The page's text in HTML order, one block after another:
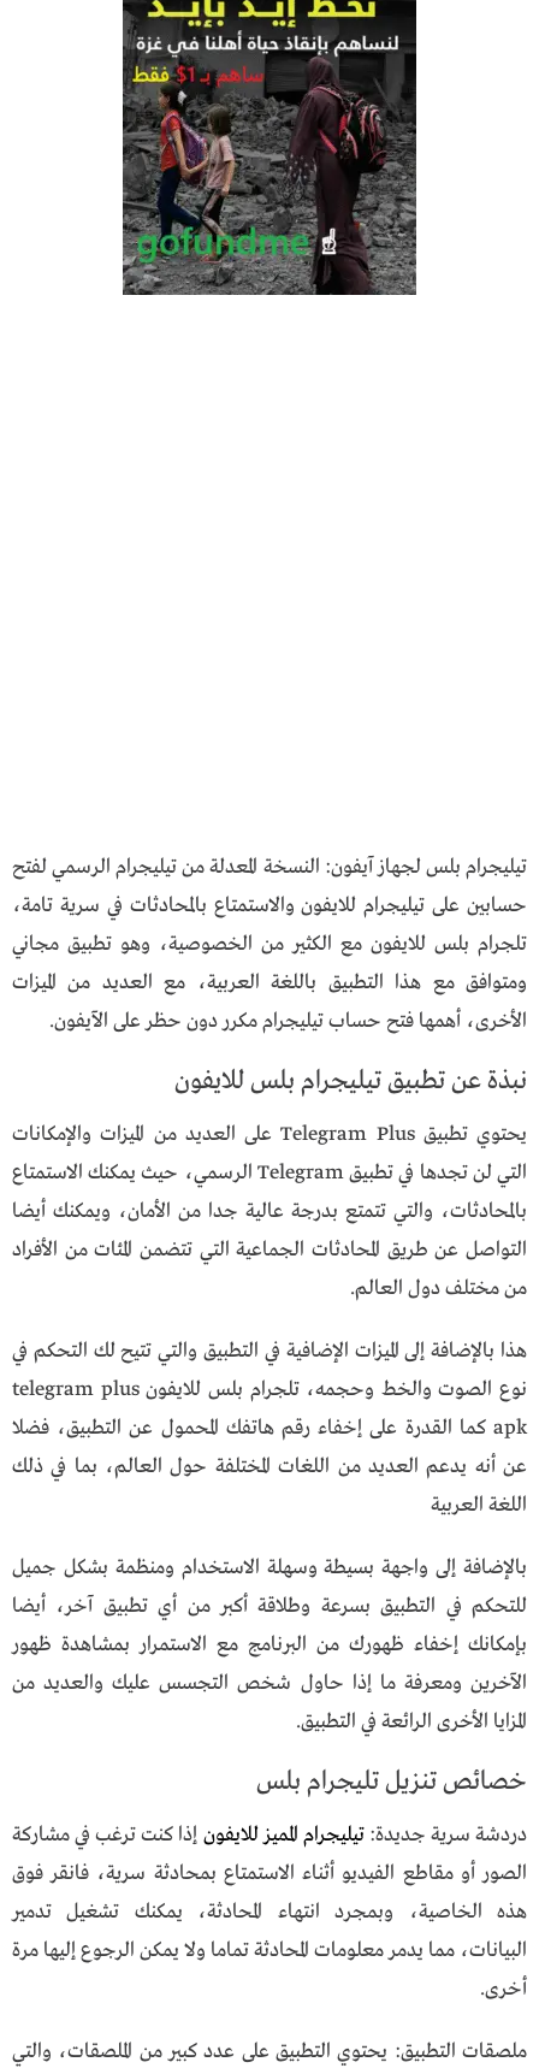
تيليجرام بلس لجهاز آيفون: النسخة المعدلة من تيليجرام الرسمي لفتح
حسابين على تيليجرام للايفون والاستمتاع بالمحادثات في سرية تامة،
تلجرام بلس للايفون مع الكثير من الخصوصية، وهو تطبيق مجاني
ومتوافق مع هذا التطبيق باللغة العربية، مع العديد من الميزات
الأخرى، أهمها فتح حساب تيليجرام مكرر دون حظر على الآيفون.
نبذة عن تطبيق تيليجرام بلس للايفون
يحتوي تطبيق Telegram Plus على العديد من الميزات والإمكانات
التي لن تجدها في تطبيق Telegram الرسمي، حيث يمكنك الاستمتاع
بالمحادثات، والتي تتمتع بدرجة عالية جدا من الأمان، ويمكنك أيضا
التواصل عن طريق المحادثات الجماعية التي تتضمن المئات من الأفراد
من مختلف دول العالم.
هذا بالإضافة إلى الميزات الإضافية في التطبيق والتي تتيح لك التحكم في
نوع الصوت والخط وحجمه، تلجرام بلس للايفون telegram plus
apk كما القدرة على إخفاء رقم هاتفك المحمول عن التطبيق، فضلا
عن أنه يدعم العديد من اللغات المختلفة حول العالم، بما في ذلك
اللغة العربية
بالإضافة إلى واجهة بسيطة وسهلة الاستخدام ومنظمة بشكل جميل
للتحكم في التطبيق بسرعة وطلاقة أكبر من أي تطبيق آخر، أيضا
بإمكانك إخفاء ظهورك من البرنامج مع الاستمرار بمشاهدة ظهور
الآخرين ومعرفة ما إذا حاول شخص التجسس عليك والعديد من
المزايا الأخرى الرائعة في التطبيق.
خصائص تنزيل تليجرام بلس
دردشة سرية جديدة:تيليجرام المميز للايفون إذا كنت ترغب في مشاركة
الصور أو مقاطع الفيديو أثناء الاستمتاع بمحادثة سرية، فانقر فوق
هذه الخاصية، وبمجرد انتهاء المحادثة، يمكنك تشغيل تدمير
البيانات، مما يدمر معلومات المحادثة تماما ولا يمكن الرجوع إليها مرة
أخرى.
ملصقات التطبيق: يحتوي التطبيق على عدد كبير من الملصقات، والتي